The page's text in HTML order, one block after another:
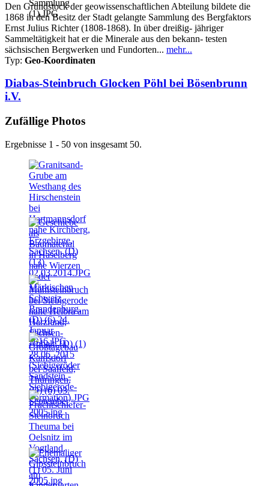
Den Grundstock der geowissenschaftlichen Abteilung bildete die
1868 in den Besitz der Stadt gelangte Sammlung des Bergfaktors
Ernst Julius Richter (1808-1868). In über dreißig- jähriger
Sammeltätigkeit hat er die Minerale aus den bekann- testen
sächsischen Bergwerken und Fundorten... mehr...
Typ: Geo-Koordinaten
Diabas-Steinbruch Glocken Pöhl bei Bösenbrunn
i.V.
Zufällige Photos
Ergebnisse 1 - 50 von insgesamt 50.